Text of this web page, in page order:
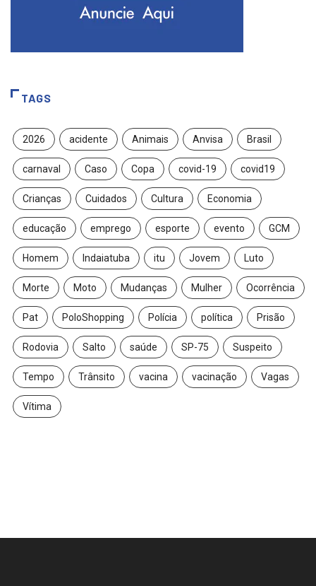
TAGS
2026 acidente Animais Anvisa Brasil
carnaval Caso Copa covid-19 covid19
Crianças Cuidados Cultura Economia
educação emprego esporte evento GCM
Homem Indaiatuba itu Jovem Luto
Morte Moto Mudanças Mulher Ocorrência
Pat PoloShopping Polícia política Prisão
Rodovia Salto saúde SP-75 Suspeito
Tempo Trânsito vacina vacinação Vagas
Vítima